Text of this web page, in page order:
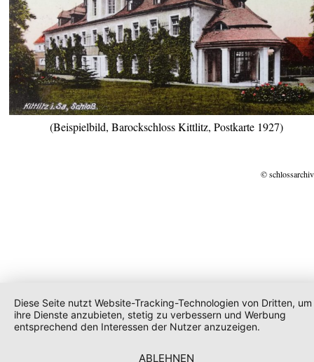
(Beispielbild, Barockschloss Kittlitz, Postkarte 1927)
©
Diese Seite nutzt Website-Tracking-Technologien von Dritten, um
ihre Dienste anzubieten, stetig zu verbessern und Werbung
entsprechend den Interessen der Nutzer anzuzeigen.
ABLEHNEN